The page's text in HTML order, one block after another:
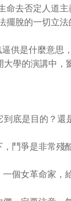
命去否定人道
擺脫的一切立法
供是什麼意思
大學的演講中
是目的？還
鬥爭是非常殘
個女革命家，